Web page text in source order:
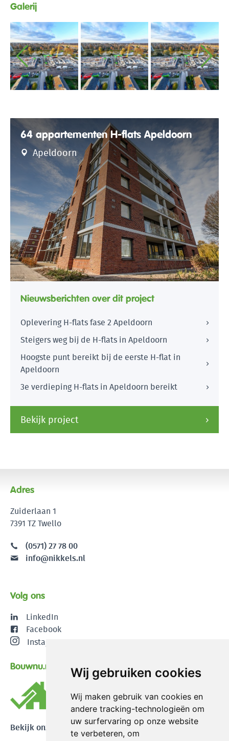
Wij gebruiken cookies
Wij maken gebruik van cookies en
andere tracking-technologieën om
uw surfervaring op onze website
te verbeteren, om
Galerij
64 appartementen H-flats Apeldoorn
Apeldoorn
Nieuwsberichten over dit project
Oplevering H-flats fase 2 Apeldoorn
Steigers weg bij de H-flats in Apeldoorn
Hoogste punt bereikt bij de eerste H-flat in
Apeldoorn
3e verdieping H-flats in Apeldoorn bereikt
Bekijk project
Adres
Zuiderlaan 1
7391 TZ Twello
(0571) 27 78 00
info@nikkels.nl
Volg ons
LinkedIn
Facebook
Instagram
Bouwnu.nl
Bekijk onze reviews